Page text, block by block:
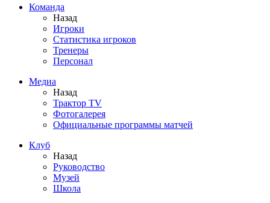
Команда
Назад
Игроки
Статистика игроков
Тренеры
Персонал
Медиа
Назад
Трактор TV
Фотогалерея
Официальные программы матчей
Клуб
Назад
Руководство
Музей
Школа